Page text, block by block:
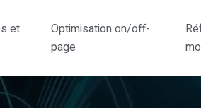
et
Optimisation on/off-
page